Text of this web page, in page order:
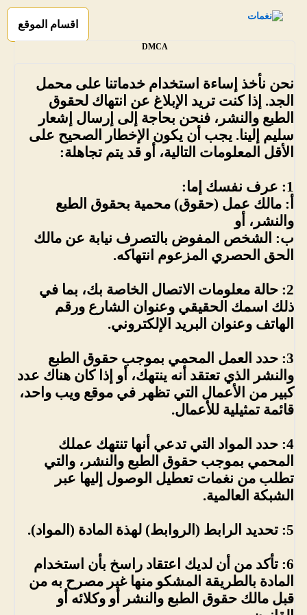
اقسام الموقع
DMCA
نحن نأخذ إساءة استخدام خدماتنا على محمل
الجد. إذا كنت تريد الإبلاغ عن انتهاك لحقوق
الطبع والنشر، فنحن بحاجة إلى إرسال إشعار
سليم إلينا. يجب أن يكون الإخطار الصحيح على
الأقل المعلومات التالية، أو قد يتم تجاهلة:
1: عرف نفسك إما:
أ: مالك عمل (حقوق) محمية بحقوق الطبع
والنشر، أو
ب: الشخص المفوض بالتصرف نيابة عن مالك
الحق الحصري المزعوم انتهاكه.
2: حالة معلومات الاتصال الخاصة بك، بما في
ذلك اسمك الحقيقي وعنوان الشارع ورقم
الهاتف وعنوان البريد الإلكتروني.
3: حدد العمل المحمي بموجب حقوق الطبع
والنشر الذي تعتقد أنه ينتهك، أو إذا كان هناك عدد
كبير من الأعمال التي تظهر في موقع ويب واحد،
قائمة تمثيلية للأعمال.
4: حدد المواد التي تدعي أنها تنتهك عملك
المحمي بموجب حقوق الطبع والنشر، والتي
تطلب من نغمات تعطيل الوصول إليها عبر
الشبكة العالمية.
5: تحديد الرابط (الروابط) لهذة المادة (المواد).
6: تأكد من أن لديك اعتقاد راسخ بأن استخدام
المادة بالطريقة المشكو منها غير مصرح به من
قبل مالك حقوق الطبع والنشر أو وكلائه أو